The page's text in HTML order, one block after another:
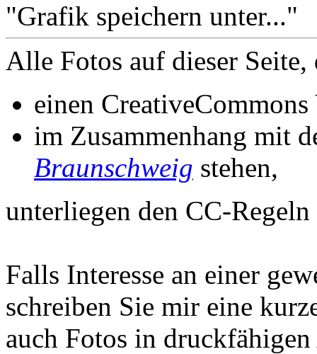
"Grafik speichern unter..."
Alle Fotos auf dieser Seite,
einen
im Zusammenhang mit
Braunschweig stehen,
unterliegen den CC-Regeln
Falls Interesse an einer
schreiben Sie mir eine
auch Fotos in